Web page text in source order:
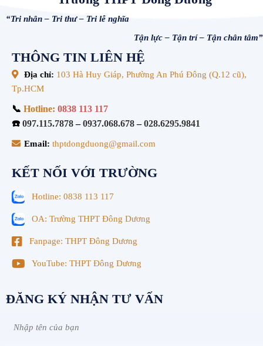
“Tri nhân – Tri thư – Tri lễ nghĩa
Tận lực – Tận trí – Tận chân tâm”
THÔNG TIN LIÊN HỆ
Địa chỉ: 103 Hà Huy Giáp, Phường An Phú Đông (Q.12 cũ),
Tp.HCM
📞 Hotline: 0838 113 117
☎️ 097.115.7878–0937.068.678–028.6295.9841
Email: thptdongduong@gmail.com
KẾT NỐI VỚI TRƯỜNG
Hotline: 0838 113 117
OA: Trường THPT Đông Dương
Fanpage: THPT Đông Dương
YouTube: THPT Đông Dương
ĐĂNG KÝ NHẬN TƯ VẤN